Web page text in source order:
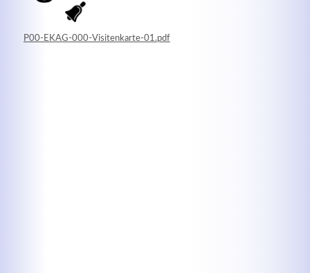
P00-EKAG-000-Visitenkarte-01.pdf
Lorem ipsum dolor sit amet, consectetuer adipiscing